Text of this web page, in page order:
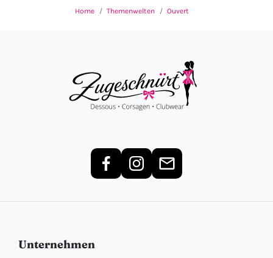
Home Themenwelten Ouvert
Unternehmen